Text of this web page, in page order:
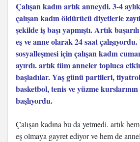
Çalışan kadın artık anneydi. 3-4
çalışan kadın öldürücü diyetlerle
şekilde iş başı yapmıştı. Artık
eş ve anne olarak 24 saat
sosyalleşmesi için çalışan kadın
ayırdı. artık tüm anneler topluca
başladılar. Yaş günü partileri,
basketbol, tenis ve yüzme
başlıyordu.
Çalışan kadına bu da yetmedi. artık
eş olmaya gayret ediyor ve hem de